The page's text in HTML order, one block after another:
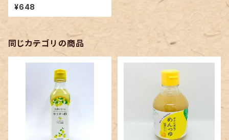
¥648
同じカテゴリの商品